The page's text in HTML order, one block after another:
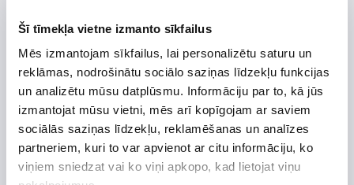
Šī tīmekļa vietne izmanto sīkfailus
Mēs izmantojam sīkfailus, lai personalizētu saturu un
reklāmas, nodrošinātu sociālo saziņas līdzekļu funkcijas
un analizētu mūsu datplūsmu. Informāciju par to, kā jūs
izmantojat mūsu vietni, mēs arī kopīgojam ar saviem
sociālās saziņas līdzekļu, reklamēšanas un analīzes
partneriem, kuri to var apvienot ar citu informāciju, ko
viņiem sniedzat vai ko viņi apkopo, kad lietojat viņu
28,79 € *
41,13 € *Detalizētāku informāciju un cenu meklēt
Preces apraksts